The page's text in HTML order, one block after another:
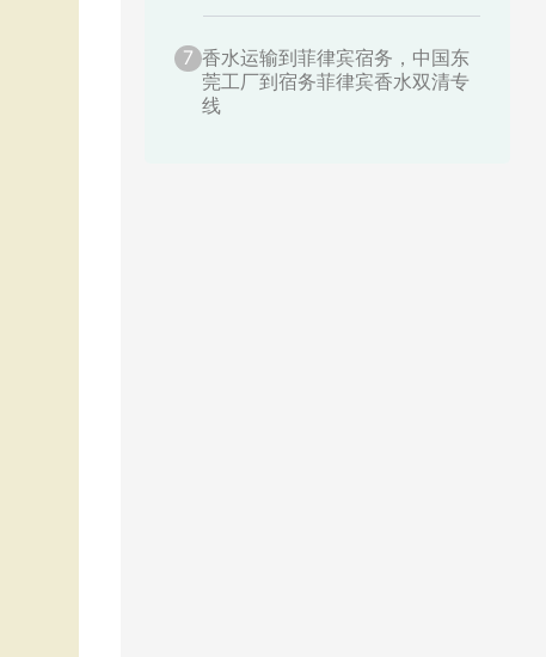
7 香水运输到菲律宾宿务，中国东
莞工厂到宿务菲律宾香水双清专
线